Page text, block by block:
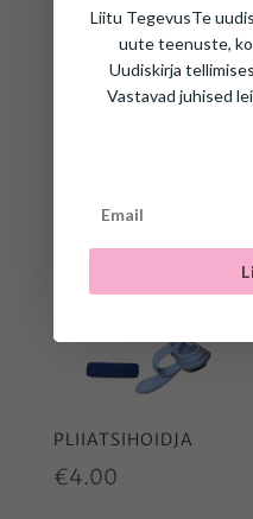
PLIIATSIHOIDJA
€4.00
Liitu TegevusTe
uute teenuste,
Uudiskirja
Vastavad juhised